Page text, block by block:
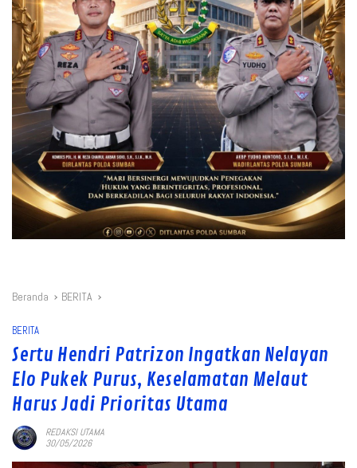
Beranda BERITA
BERITA
Sertu Hendri Patrizon Ingatkan Nelayan
Elo Pukek Purus, Keselamatan Melaut
Harus Jadi Prioritas Utama
REDAKSI UTAMA
30/05/2026